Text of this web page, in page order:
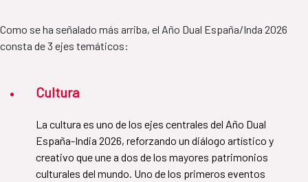
Como se ha señalado más arriba, el Año Dual España/Inda 2026
consta de 3 ejes temáticos:
Cultura
La cultura es uno de los ejes centrales del Año Dual
España-India 2026, reforzando un diálogo artístico y
creativo que une a dos de los mayores patrimonios
culturales del mundo. Uno de los primeros eventos